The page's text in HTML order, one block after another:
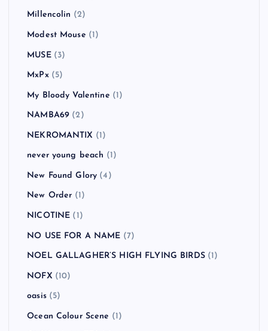
Millencolin (2)
Modest Mouse (1)
MUSE(3)
MxPx(5)
My Bloody Valentine (1)
NAMBA69 (2)
NEKROMANTIX (1)
never young beach (1)
New Found Glory (4)
New Order (1)
NICOTINE (1)
NO USE FOR A NAME (7)
NOEL GALLAGHER’S HIGH FLYING BIRDS(1)
NOFX (10)
oasis(5)
Ocean Colour Scene (1)